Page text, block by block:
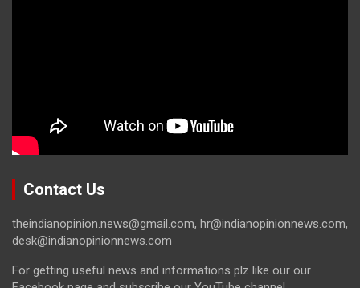
Contact Us
theindianopinion.news@gmail.com, hr@indianopinionnews.com,
desk@indianopinionnews.com
For getting useful news and informations plz like our our